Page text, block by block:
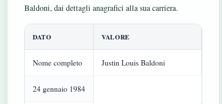
Baldoni, dai dettagli anagrafici alla sua carriera.
DATO VALORE
Nome completo Justin Louis Baldoni
24 gennaio 1984